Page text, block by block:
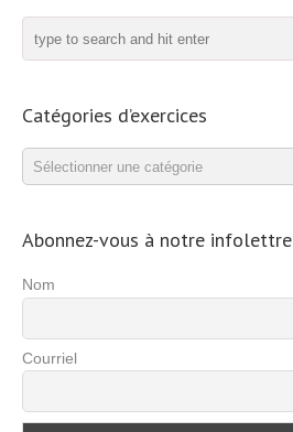
Catégories d’exercices
Catégories
d’exercices
Abonnez-vous à notre infolettre
Nom
Courriel